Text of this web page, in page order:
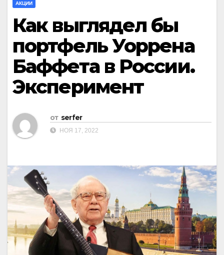
АКЦИИ
Как выглядел бы
портфель Уоррена
Баффета в России.
Эксперимент
от serfer
НОЯ 17, 2022